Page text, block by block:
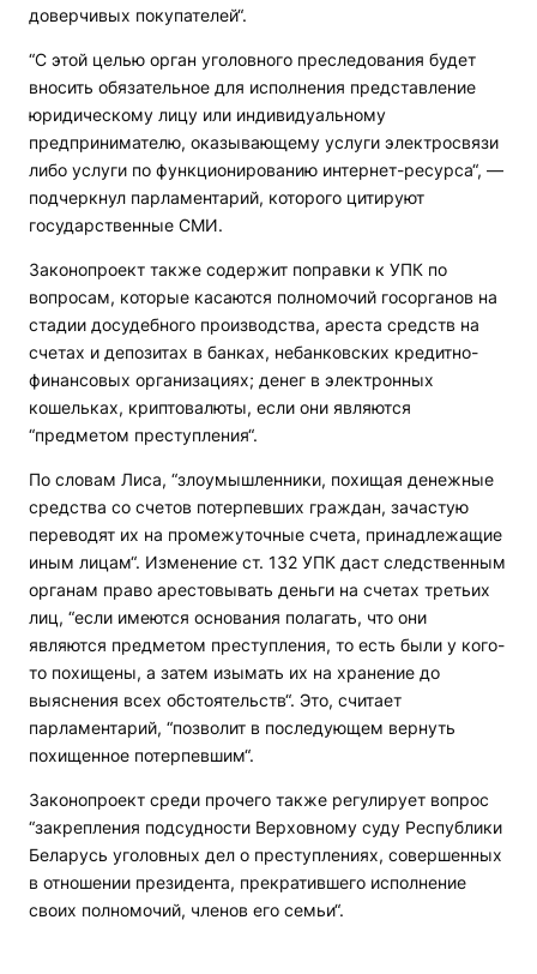
доверчивых покупателей“.
“С этой целью орган уголовного преследования будет
вносить обязательное для исполнения представление
юридическому лицу или индивидуальному
предпринимателю, оказывающему услуги электросвязи
либо услуги по функционированию интернет-ресурса“, —
подчеркнул парламентарий, которого цитируют
государственные СМИ.
Законопроект также содержит поправки к УПК по
вопросам, которые касаются полномочий госорганов на
стадии досудебного производства, ареста средств на
счетах и депозитах в банках, небанковских кредитно-
финансовых организациях; денег в электронных
кошельках, криптовалюты, если они являются
“предметом преступления“.
По словам Лиса, “злоумышленники, похищая денежные
средства со счетов потерпевших граждан, зачастую
переводят их на промежуточные счета, принадлежащие
иным лицам“. Изменение ст. 132 УПК даст следственным
органам право арестовывать деньги на счетах третьих
лиц, “если имеются основания полагать, что они
являются предметом преступления, то есть были у кого-
то похищены, а затем изымать их на хранение до
выяснения всех обстоятельств“. Это, считает
парламентарий, “позволит в последующем вернуть
похищенное потерпевшим“.
Законопроект среди прочего также регулирует вопрос
“закрепления подсудности Верховному суду Республики
Беларусь уголовных дел о преступлениях, совершенных
в отношении президента, прекратившего исполнение
своих полномочий, членов его семьи“.